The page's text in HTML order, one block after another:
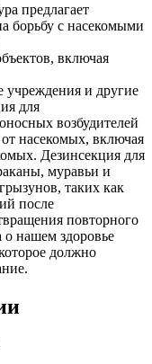
предлагает
борьбу с насекомыми
включая
учреждения и другие
для
возбудителей
насекомых, включая
Дезинсекция для
муравьи и
таких как
после
повторного
о нашем здоровье
должно